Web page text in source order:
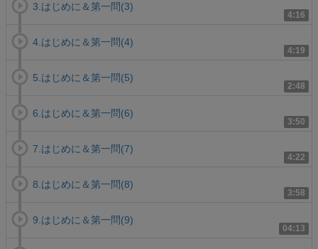
4:16
3.はじめに＆第一問(3)
4:19
4.はじめに＆第一問(4)
2:48
5.はじめに＆第一問(5)
3:50
6.はじめに＆第一問(6)
4:22
7.はじめに＆第一問(7)
3:58
8.はじめに＆第一問(8)
04:13
9.はじめに＆第一問(9)